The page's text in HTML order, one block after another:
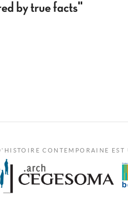
by true facts"
CONTEMPORAINE